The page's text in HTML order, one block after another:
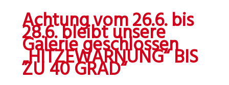
Achtung vom 26.6. bis
28.6. bleibt unsere
Galerie geschlossen
„HITZEWARNUNG“ BIS
ZU 40 GRAD“